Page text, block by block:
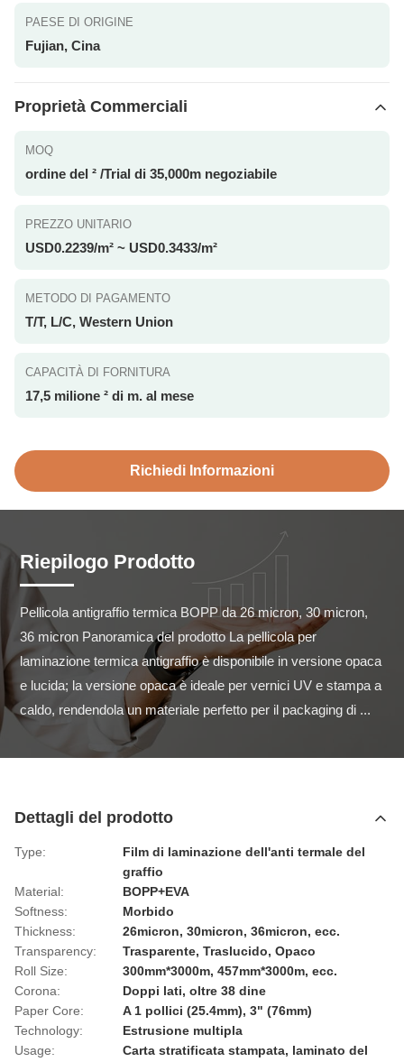
PAESE DI ORIGINE
Fujian, Cina
Proprietà Commerciali
MOQ
ordine del ² /Trial di 35,000m negoziabile
PREZZO UNITARIO
USD0.2239/m² ~ USD0.3433/m²
METODO DI PAGAMENTO
T/T, L/C, Western Union
CAPACITÀ DI FORNITURA
17,5 milione ² di m. al mese
Richiedi Informazioni
Riepilogo Prodotto
Pellicola antigraffio termica BOPP da 26 micron, 30 micron,
36 micron Panoramica del prodotto La pellicola per
laminazione termica antigraffio è disponibile in versione opaca
e lucida; la versione opaca è ideale per vernici UV e stampa a
caldo, rendendola un materiale perfetto per il packaging di ...
Dettagli del prodotto
Type:
Film di laminazione dell'anti termale del
graffio
Material:
BOPP+EVA
Softness:
Morbido
Thickness:
26micron, 30micron, 36micron, ecc.
Transparency:
Trasparente, Traslucido, Opaco
Roll Size:
300mm*3000m, 457mm*3000m, ecc.
Corona:
Doppi lati, oltre 38 dine
Paper Core:
A 1 pollici (25.4mm), 3" (76mm)
Technology:
Estrusione multipla
Usage:
Carta stratificata stampata, laminato del